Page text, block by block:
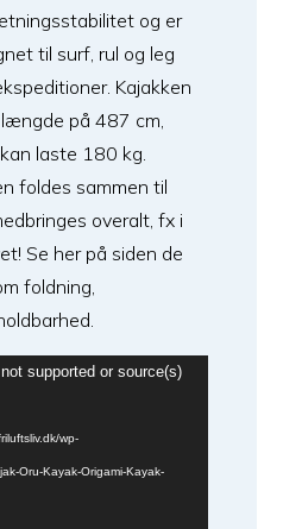
og er
til surf, rul og leg
Kajakken
på 487 cm,
laste 180 kg.
foldes sammen til
overalt, fx i
Se her på siden de
foldning,
supported or source(s)
wp-
Oru-Kayak-Origami-Kayak-